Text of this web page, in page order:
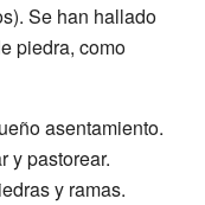
Se han hallado
piedra, como
asentamiento.
y pastorear.
y ramas.